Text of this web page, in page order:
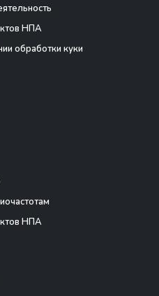
НПА
обработки куки
НПА